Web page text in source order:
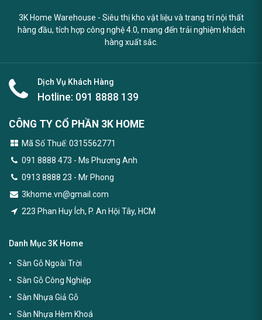
3K Home Warehouse - Siêu thị kho vật liệu và trang trí nội thất
hàng đầu, tích hợp công nghệ 4.0, mang đến trải nghiệm khách
hàng xuất sắc.
Dịch Vụ Khách Hàng
Hotline: 091 8888 139
CÔNG TY CỔ PHẦN 3K HOME
Mã Số Thuế: 0315562771
091 8888 473 - Ms Phương Anh
0913 8888 23 - Mr Phong
3khome.vn@gmail.com
223 Phan Huy Ích, P. An Hội Tây, HCM
Danh Mục 3K Home
Sàn Gỗ Ngoài Trời
Sàn Gỗ Công Nghiệp
Sàn Nhựa Giả Gỗ
Sàn Nhựa Hèm Khoá